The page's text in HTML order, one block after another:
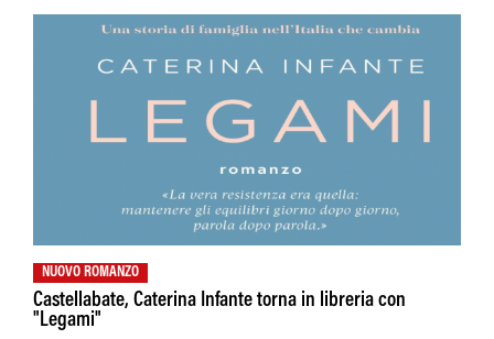
NUOVO ROMANZO
Castellabate, Caterina Infante torna in libreria con
"Legami"